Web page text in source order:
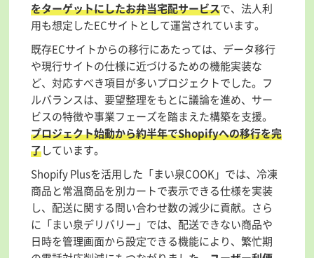
をターゲットにしたお弁当宅配サービスで、法人利
用も想定したECサイトとして運営されています。
既存ECサイトからの移行にあたっては、データ移行
や現行サイトの仕様に近づけるための機能実装な
ど、対応すべき項目が多いプロジェクトでした。フ
ルバランスは、要望整理をもとに議論を進め、サー
ビスの特徴や事業フェーズを踏まえた構築を支援。
プロジェクト始動から約半年でShopifyへの移行を完
了しています。
Shopify Plusを活用した「まい泉COOK」では、冷凍
商品と常温商品を別カートで表示できる仕様を実装
し、配送に関する問い合わせ数の減少に貢献。さら
に「まい泉デリバリー」では、配送できない商品や
日時を管理画面から設定できる機能により、繁忙期